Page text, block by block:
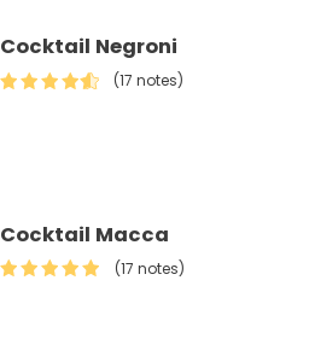
Cocktail Negroni
(17 notes)
Cocktail Macca
(17 notes)